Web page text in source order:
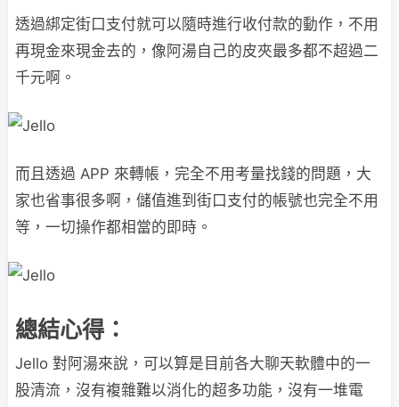
透過綁定街口支付就可以隨時進行收付款的動作，不用
再現金來現金去的，像阿湯自己的皮夾最多都不超過二
千元啊。
而且透過 APP 來轉帳，完全不用考量找錢的問題，大
家也省事很多啊，儲值進到街口支付的帳號也完全不用
等，一切操作都相當的即時。
總結心得：
Jello 對阿湯來說，可以算是目前各大聊天軟體中的一
股清流，沒有複雜難以消化的超多功能，沒有一堆電